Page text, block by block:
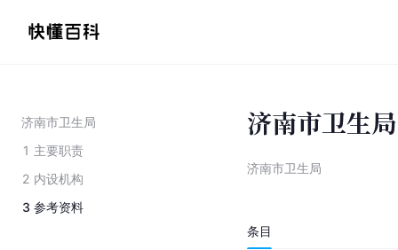
济南市卫生局
1 主要职责
2 内设机构
3 参考资料
济南市卫生局
济南市卫生局
条目